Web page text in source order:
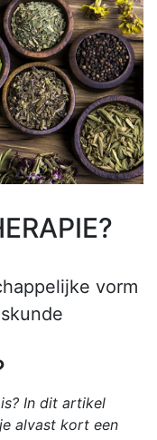
vorm
In dit artikel
alvast kort een